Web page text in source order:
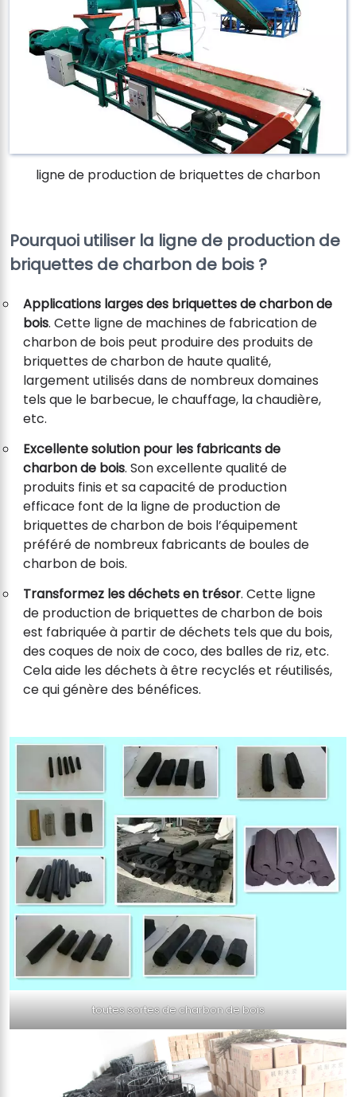
ligne de production de briquettes de charbon
Pourquoi utiliser la ligne de production de
briquettes de charbon de bois ?
Applications larges des briquettes de charbon de
bois. Cette ligne de machines de fabrication de
charbon de bois peut produire des produits de
briquettes de charbon de haute qualité,
largement utilisés dans de nombreux domaines
tels que le barbecue, le chauffage, la chaudière,
etc.
Excellente solution pour les fabricants de
charbon de bois. Son excellente qualité de
produits finis et sa capacité de production
efficace font de la ligne de production de
briquettes de charbon de bois l’équipement
préféré de nombreux fabricants de boules de
charbon de bois.
Transformez les déchets en trésor. Cette ligne
de production de briquettes de charbon de bois
est fabriquée à partir de déchets tels que du bois,
des coques de noix de coco, des balles de riz, etc.
Cela aide les déchets à être recyclés et réutilisés,
ce qui génère des bénéfices.
toutes sortes de charbon de bois